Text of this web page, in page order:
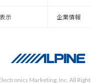
示 企業情報
Marketing, Inc. All